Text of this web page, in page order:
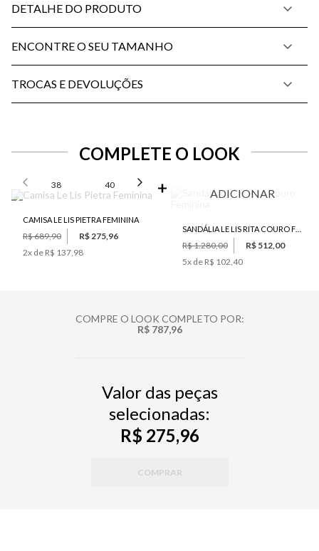
DETALHE DO PRODUTO
ENCONTRE O SEU TAMANHO
TROCAS E DEVOLUÇÕES
COMPLETE O LOOK
38 40 42
CAMISA LE LIS PIETRA FEMININA
R$ 689,90
R$ 275,96
2x de R$ 137,98
ADICIONAR
R$ 1.280,00
R$ 512,00
5x de R$ 102,40
COMPRE O LOOK COMPLETO POR:
R$ 787,96
Valor das peças
selecionadas:
R$ 275,96
COMPRAR